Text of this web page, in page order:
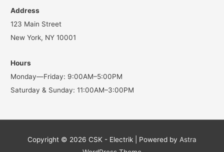
Address
123 Main Street
New York, NY 10001
Hours
Monday—Friday: 9:00AM–5:00PM
Saturday & Sunday: 11:00AM–3:00PM
Copyright © 2026 CSK - Electrik | Powered by Astra